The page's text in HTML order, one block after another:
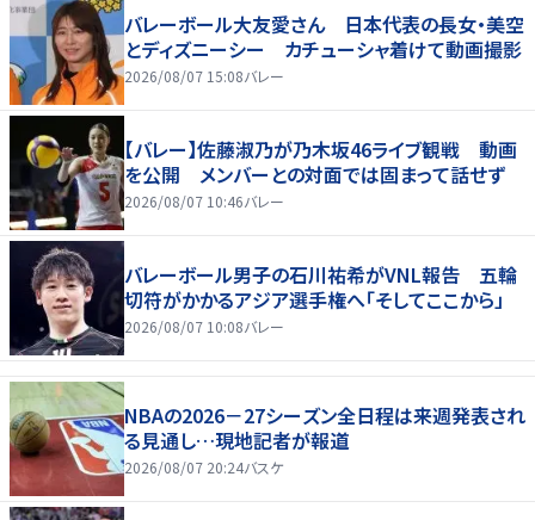
バレーボール大友愛さん 日本代表の長女・美空
とディズニーシー カチューシャ着けて動画撮影
2026/08/07 15:08バレー
【バレー】佐藤淑乃が乃木坂46ライブ観戦 動画
を公開 メンバーとの対面では固まって話せず
2026/08/07 10:46バレー
バレーボール男子の石川祐希がVNL報告 五輪
切符がかかるアジア選手権へ「そしてここから」
2026/08/07 10:08バレー
NBAの2026－27シーズン全日程は来週発表され
る見通し…現地記者が報道
2026/08/07 20:24バスケ